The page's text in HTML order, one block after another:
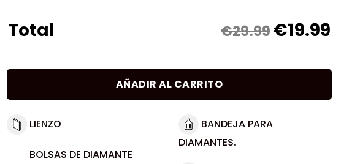
Total €29.99€19.99
AÑADIR AL CARRITO
LIENZO
BOLSAS DE DIAMANTE
BANDEJA PARA
DIAMANTES.